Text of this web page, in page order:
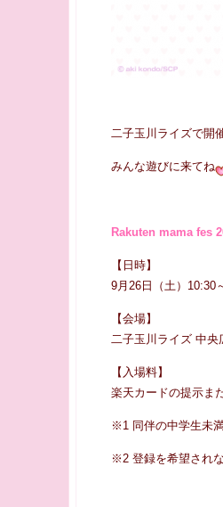
二子玉川ライズで開
みんな遊びに来てね
Rakuten mama fes
【日時】
9月26日（土）10:30
【会場】
二子玉川ライズ 中
【入場料】
楽天カードの提示ま
※1 同伴の中学生未
※2 登録を希望され